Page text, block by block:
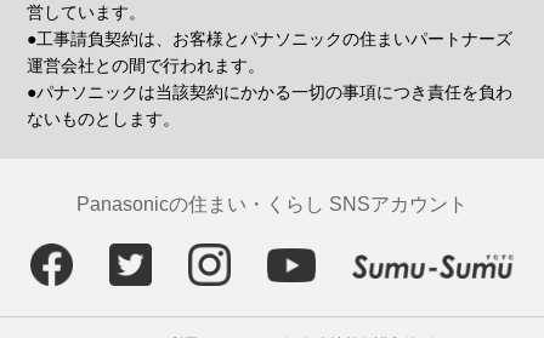
営しています。
●工事請負契約は、お客様とパナソニックの住まいパートナーズ
運営会社との間で行われます。
●パナソニックは当該契約にかかる一切の事項につき責任を負わ
ないものとします。
Panasonicの住まい・くらし SNSアカウント